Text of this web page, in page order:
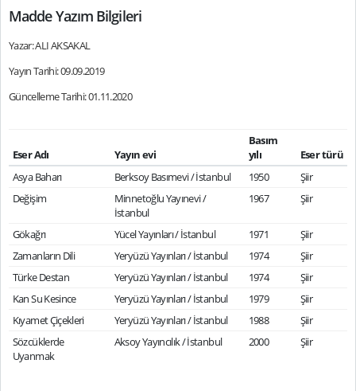
Madde Yazım Bilgileri
Yazar: ALI AKSAKAL
Yayın Tarihi: 09.09.2019
Güncelleme Tarihi: 01.11.2020
Eser Adı Yayın evi
Basım
yılı
Eser türü
Asya Baharı
Berksoy Basımevi / İstanbul 1950
Şiir
Değişim
Minnetoğlu Yayınevi /
İstanbul
1967 Şiir
Gökağrı Yücel Yayınları / İstanbul 1971
Şiir
Zamanların Dili
Yeryüzü Yayınları / İstanbul 1974
Şiir
Türke Destan
Yeryüzü Yayınları / İstanbul 1974
Şiir
Kan Su Kesince
Yeryüzü Yayınları / İstanbul 1979
Şiir
Kıyamet Çiçekleri
Yeryüzü Yayınları / İstanbul 1988
Şiir
Sözcüklerde
Uyanmak
Aksoy Yayıncılık / İstanbul 2000 Şiir